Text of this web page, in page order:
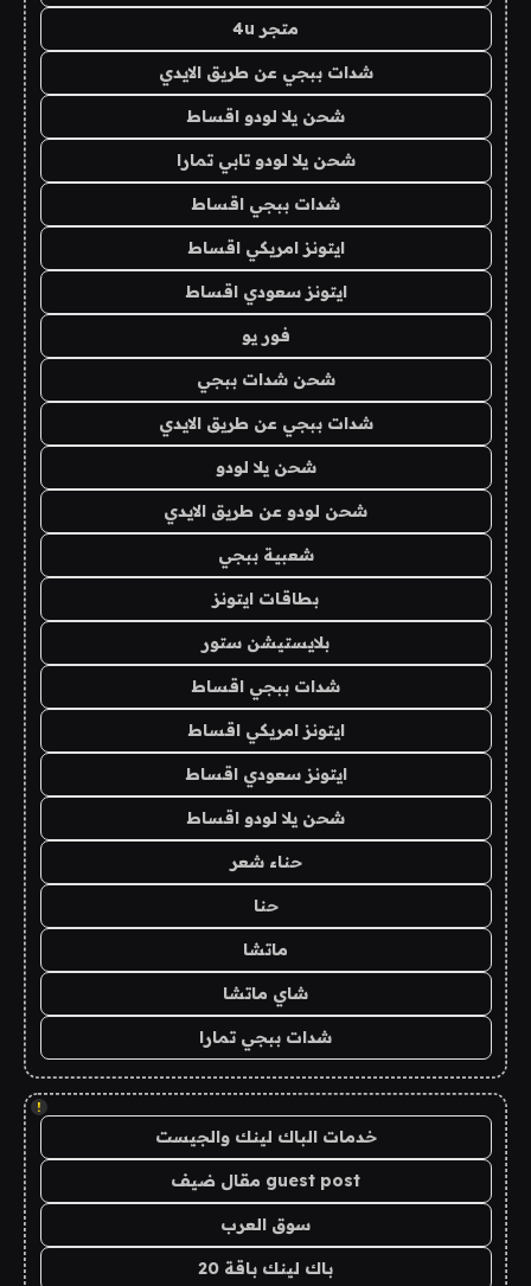
متجر 4u
شدات ببجي عن طريق الايدي
شحن يلا لودو اقساط
شحن يلا لودو تابي تمارا
شدات ببجي اقساط
ايتونز امريكي اقساط
ايتونز سعودي اقساط
فور يو
شحن شدات ببجي
شدات ببجي عن طريق الايدي
شحن يلا لودو
شحن لودو عن طريق الايدي
شعبية ببجي
بطاقات ايتونز
بلايستيشن ستور
شدات ببجي اقساط
ايتونز امريكي اقساط
ايتونز سعودي اقساط
شحن يلا لودو اقساط
حناء شعر
حنا
ماتشا
شاي ماتشا
شدات ببجي تمارا
!
خدمات الباك لينك والجيست
guest post مقال ضيف
سوق العرب
باك لينك باقة 20